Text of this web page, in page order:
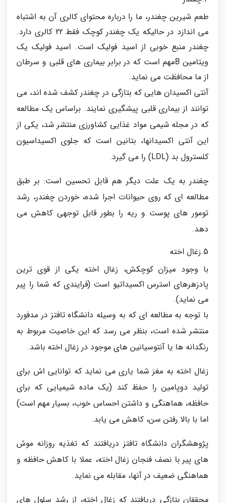
طعم شیرین چغندر، ما را درباره محتوای کالری آن به اشتباه
می اندازد در حالیکه یک چغندر کوچک فقط 22 کالری دارد.
چغندر منبع خوبی از اسید فولیک است. اسید فولیک یک
ویتامین Bمهم است که در برابر بیماری های قلبی و سرطان
از ما محافظت می نماید.
آنتی اکسیدان هایی که بتازگی در چغندر کشف شده اند، می
توانند از بیماری قلبی پیشگیری نمایند. براساس یک مطالعه
که در مجله شیمی مواد غذایی کشاورزی منتشر شد، یکی از
این آنتی اکسیدانها، بتانین است که جلوی اکسیداسیون
کلسترول بد (LDL) را می گیرد.
چغندر به یک علت دیگر هم قابل تحسین است: بر طبق
مطالعه ای که روی حیوانات اجرا شده، خوردن چغندر، رشد
تومور های پوست و ریه را بطور قابل توجهی کاهش می
دهد.
5.زغال اخته
با وجود میزان کوچکش، زغال اخته یکی از قوی ترین
پادزهرهای استرس اکسیداتیو است (فرایندی که شما را پیر
می نماید).
با توجه به مطالعه ای که به وسیله دانشگاه تافتز در مدفورد
منتشر شده است، بنظر می رسد که این خاصیت مربوط به
رنگدانه ها یا آنتوسیانین های موجود در زغال اخته باشد.
زغال اخته به مغز شما یاری می نماید که توانایی اش برای
تولید دوپامین را حفظ کند (یک ماده شیمیایی که برای
حافظه، هماهنگی و داشتن احساس خوب، بسیار مهم است)
اما با بالا رفتن سن، کاهش می یابد.
پژوهشگران دانشگاه تافتز دریافتند که تغذیه روزانه موش
های پیر با نصف فنجان زغال اخته، عملا با کاهش حافظه و
هماهنگی ضعیف در آنها، مقابله می نماید.
محققان بتازگی دریافتند که زغال اخته، از رشد سلول های